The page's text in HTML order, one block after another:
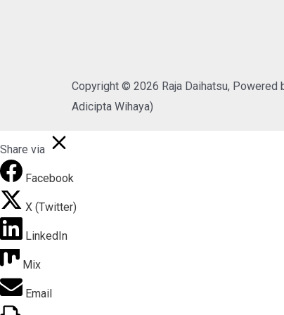
Copyright © 2026 Raja Daihatsu, Powered
Adicipta Wihaya)
Share via
Facebook
X (Twitter)
LinkedIn
Mix
Email